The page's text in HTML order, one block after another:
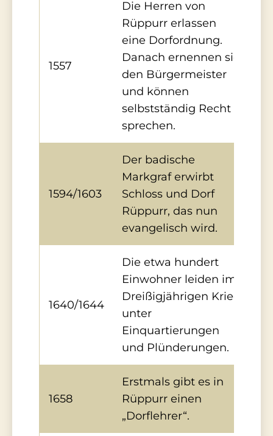
1557
Die Herren von
Rüppurr erlassen
eine Dorfordnung.
Danach ernennen sie
den Bürgermeister
und können
selbstständig Recht
sprechen.
1594/1603
Der badische
Markgraf erwirbt
Schloss und Dorf
Rüppurr, das nun
evangelisch wird.
1640/1644
Die etwa hundert
Einwohner leiden im
Dreißigjährigen Krieg
unter
Einquartierungen
und Plünderungen.
1658
Erstmals gibt es in
Rüppurr einen
„Dorflehrer“.